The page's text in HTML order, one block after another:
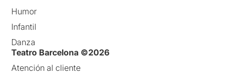
Humor
Infantil
Danza
Teatro Barcelona ©2026
Atención al cliente